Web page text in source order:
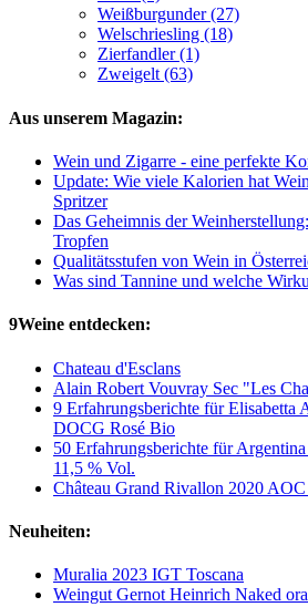
Weißburgunder (27)
Welschriesling (18)
Zierfandler (1)
Zweigelt (63)
Aus unserem Magazin:
Wein und Zigarre - eine perfekte
Update: Wie viele Kalorien hat
Spritzer
Das Geheimnis der
Tropfen
Qualitätsstufen von Wein in
Was sind Tannine und welche
9Weine entdecken:
Chateau d'Esclans
Alain Robert Vouvray Sec "Les
9 Erfahrungsberichte für Elisabetta
DOCG Rosé Bio
50 Erfahrungsberichte für
11,5 % Vol.
Château Grand Rivallon 2020
Neuheiten:
Muralia 2023 IGT Toscana
Weingut Gernot Heinrich Naked